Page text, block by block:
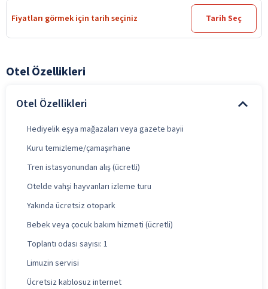
Fiyatları görmek için tarih seçiniz Tarih Seç
Otel Özellikleri
Otel Özellikleri
Hediyelik eşya mağazaları veya gazete bayii
Kuru temizleme/çamaşırhane
Tren istasyonundan alış (ücretli)
Otelde vahşi hayvanları izleme turu
Yakında ücretsiz otopark
Bebek veya çocuk bakım hizmeti (ücretli)
Toplantı odası sayısı: 1
Limuzin servisi
Ücretsiz kablosuz internet